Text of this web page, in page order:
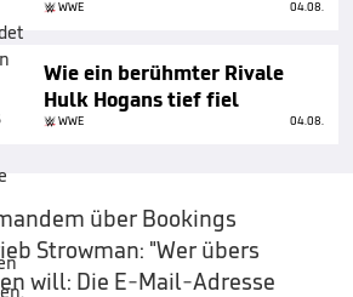
WWE 04.08.
Wie ein berühmter Rivale
Hulk Hogans tief fiel
WWE 04.08.
über Bookings
Strowman: "Wer übers
will: Die E-Mail-Adresse